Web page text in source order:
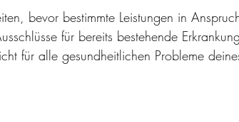
bevor bestimmte Leistungen in
für bereits bestehende
für alle gesundheitlichen Probleme